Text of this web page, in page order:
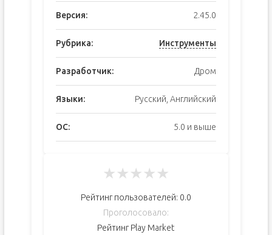
Версия: 2.45.0
Рубрика: Инструменты
Разработчик: Дром
Языки: Русский, Английский
ОС: 5.0 и выше
★★★★★
Рейтинг пользователей: 0.0
Проголосовало:
Рейтинг Play Market